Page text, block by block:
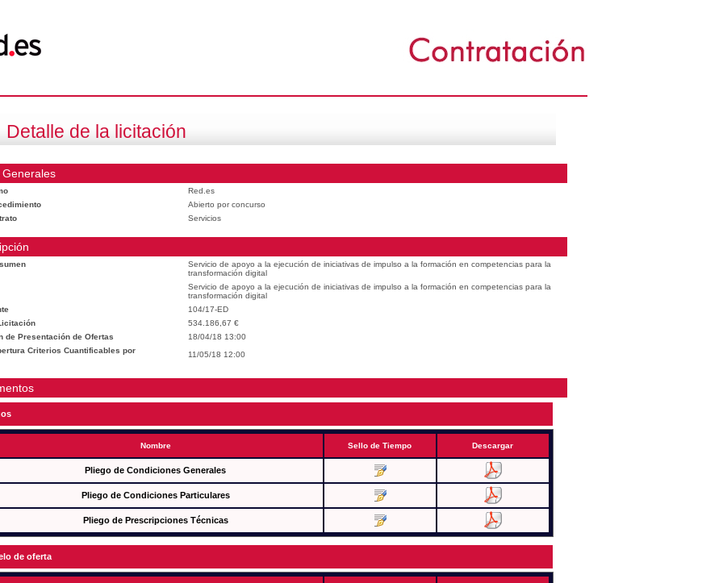
Detalle de la licitación
Generales
Red.es
Abierto por concurso
Servicios
Servicio de apoyo a la ejecución de iniciativas de impulso a la formación en competencias para la
transformación digital
Servicio de apoyo a la ejecución de iniciativas de impulso a la formación en competencias para la
transformación digital
104/17-ED
534.186,67 €
de Presentación de Ofertas
18/04/18 13:00
Criterios Cuantificables por
11/05/18 12:00
Nombre Sello de Tiempo Descargar
Pliego de Condiciones Generales
Pliego de Condiciones Particulares
Pliego de Prescripciones Técnicas
de oferta